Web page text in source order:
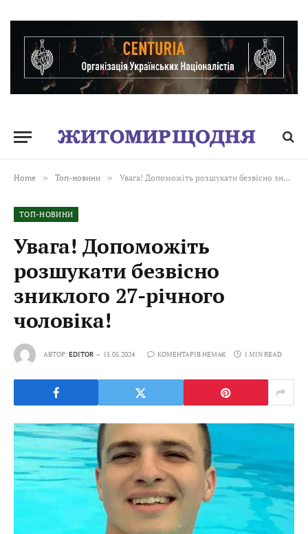
Home » Топ-новини » Увага! Допоможіть розшукати безвісно зниклого 27-річного чоловіка!
ТОП-НОВИНИ
Увага! Допоможіть
розшукати безвісно
зниклого 27-річного
чоловіка!
АВТОР:EDITOR 15.05.2024 КОМЕНТАРІВ НЕМАЄ 1 MIN READ